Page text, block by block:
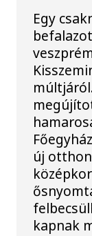
Egy
új
kapnak